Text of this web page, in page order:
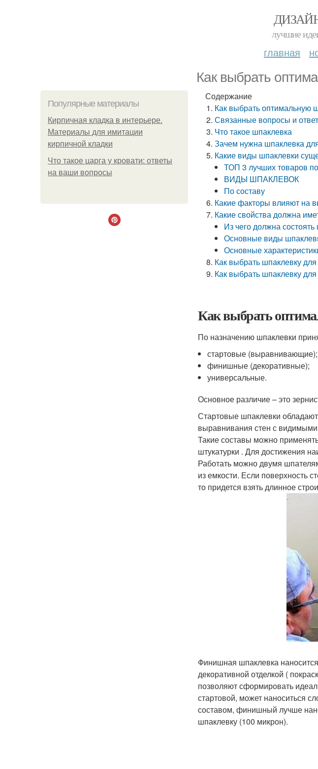
лучшие
главная
Как выбрать
Популярные материалы
Кирпичная кладка в интерьере.
Материалы для имитации
кирпичной кладки
Что такое царга у кровати: ответы
на ваши вопросы
Содержание
Как выбрать оптимальную
Связанные вопросы и
Что такое шпаклевка
Зачем нужна шпаклевка
Какие виды шпаклевки
ТОП 3 лучших товаров
ВИДЫ ШПАКЛЕВОК
По составу
Какие факторы влияют на
Какие свойства должна
Из чего должна
Основные виды
Основные
Как выбрать шпаклевку
Как выбрать шпаклевку для
Как выбрать
По назначению шпаклевки
стартовые (выравнивающие);
финишные (декоративные);
универсальные.
Основное различие – это
Стартовые шпаклевки
выравнивания стен с
Такие составы можно
штукатурки . Для достижения
Работать можно двумя
из емкости. Если поверхность
то придется взять длинное
Финишная шпаклевка
декоративной отделкой (
позволяют сформировать
стартовой, может наноситься
составом, финишный лучше
шпаклевку (100 микрон).